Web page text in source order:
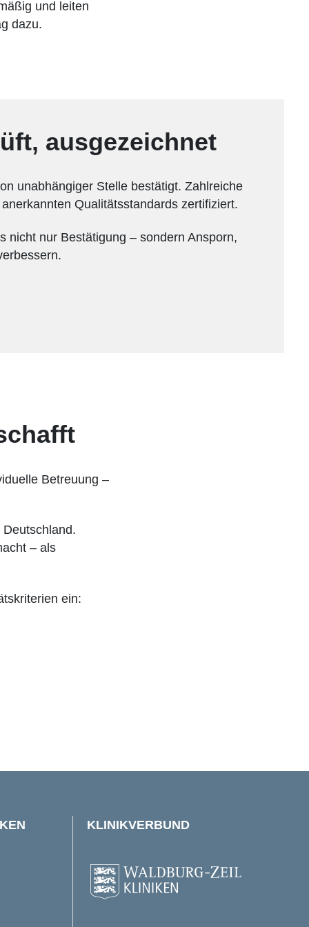
und leiten
dazu.
ausgezeichnet
unabhängiger Stelle bestätigt. Zahlreiche
Qualitätsstandards zertifiziert.
nicht nur Bestätigung – sondern Ansporn,
Betreuung –
– als
ein:
KLINIKVERBUND